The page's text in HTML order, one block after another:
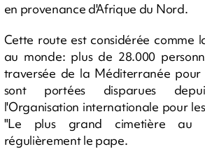
en provenance d'Afrique du Nord.
Cette route est considérée comme
au monde: plus de 28.000
traversée de la Méditerranée pour
sont portées disparues
l'Organisation internationale pour
"Le plus grand cimetière au
régulièrement le pape.